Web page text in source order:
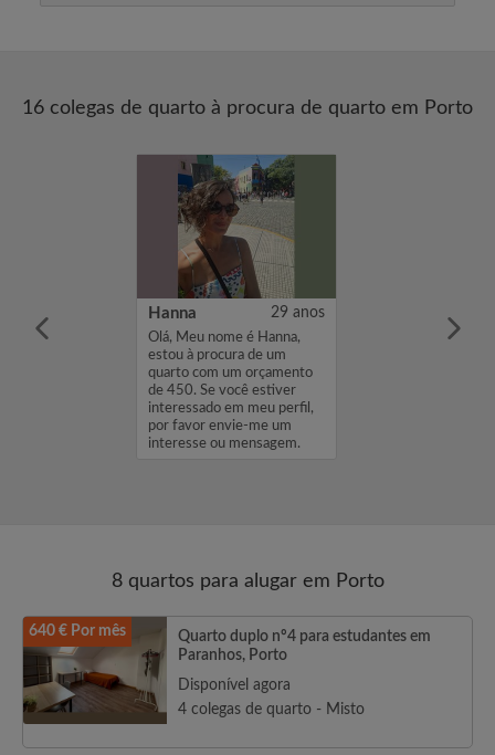
16 colegas de quarto à procura de quarto em Porto
é Mariana,
Hanna 29 anos
Olá, Meu nome é Hanna,
estou à procura de um
quarto com um orçamento
de 450. Se você estiver
interessado em meu perfil,
por favor envie-me um
interesse ou mensagem.
8 quartos para alugar em Porto
640 € Por mês
Quarto duplo nº4 para estudantes em
Paranhos, Porto
Disponível agora
4 colegas de quarto - Misto